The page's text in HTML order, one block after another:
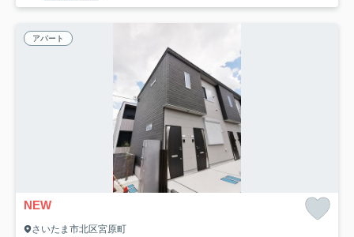
アパート
NEW
さいたま市北区宮原町